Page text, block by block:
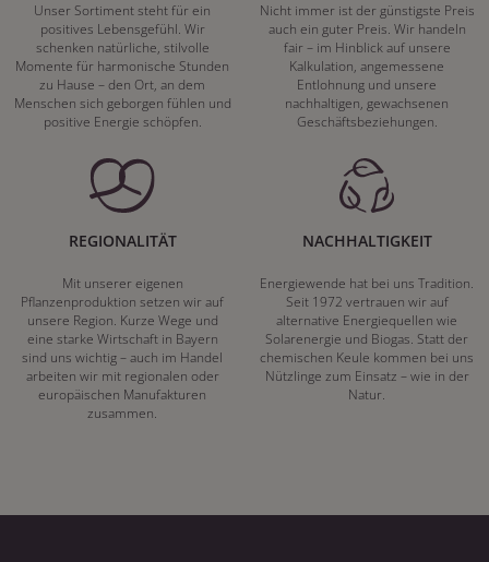
Unser Sortiment steht für ein
positives Lebensgefühl. Wir
schenken natürliche, stilvolle
Momente für harmonische Stunden
zu Hause – den Ort, an dem
Menschen sich geborgen fühlen und
positive Energie schöpfen.
Nicht immer ist der günstigste Preis
auch ein guter Preis. Wir handeln
fair – im Hinblick auf unsere
Kalkulation, angemessene
Entlohnung und unsere
nachhaltigen, gewachsenen
Geschäftsbeziehungen.
REGIONALITÄT
Mit unserer eigenen
Pflanzenproduktion setzen wir auf
unsere Region. Kurze Wege und
eine starke Wirtschaft in Bayern
sind uns wichtig – auch im Handel
arbeiten wir mit regionalen oder
europäischen Manufakturen
zusammen.
NACHHALTIGKEIT
Energiewende hat bei uns Tradition.
Seit 1972 vertrauen wir auf
alternative Energiequellen wie
Solarenergie und Biogas. Statt der
chemischen Keule kommen bei uns
Nützlinge zum Einsatz – wie in der
Natur.